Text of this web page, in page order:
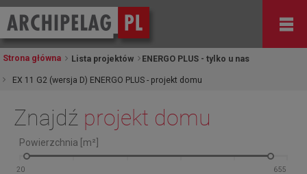
Strona główna Lista projektów ENERGO PLUS - tylko u nas
EX 11 G2 (wersja D) ENERGO PLUS - projekt domu
Znajdź projekt domu
Powierzchnia [m²]